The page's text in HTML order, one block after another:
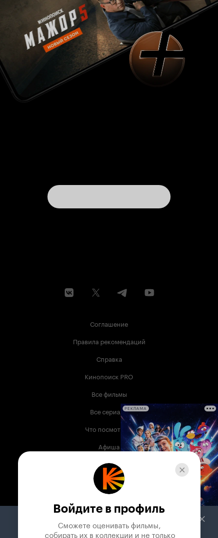
Соглашение
Правила рекомендаций
Справка
Кинопоиск PRO
Все фильмы
Все сериалы
Что посмотреть
Афиша
Музыка
Телепрограмма
Служба поддержки
РЕКЛАМА
Войдите в профиль
Сможете оценивать фильмы,
собирать их в коллекции и не только